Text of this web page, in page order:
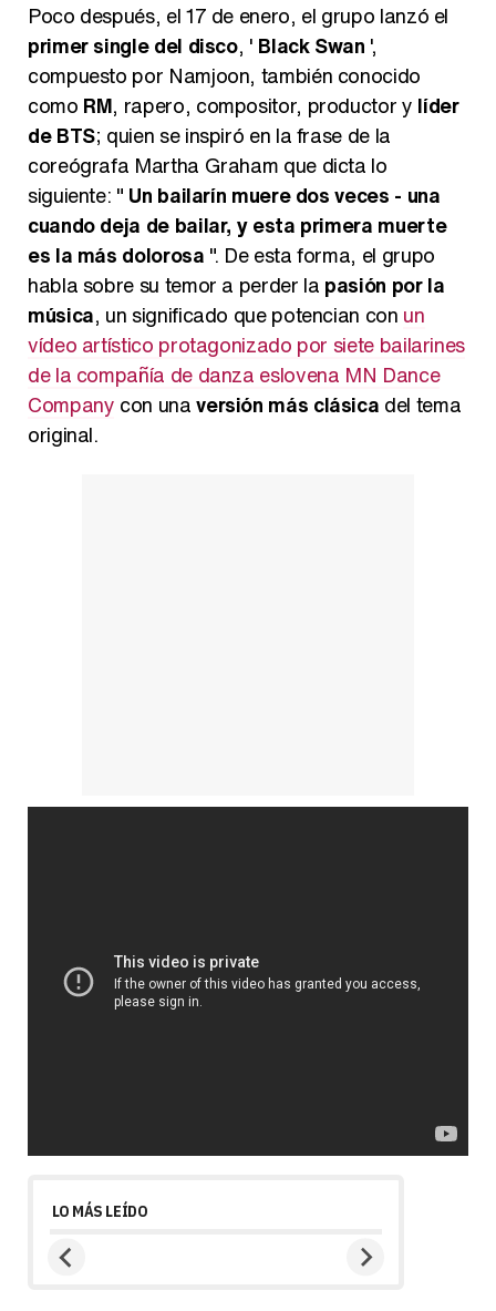
Poco después, el 17 de enero, el grupo lanzó el
primer single del disco, ' Black Swan ',
compuesto por Namjoon, también conocido
como RM, rapero, compositor, productor y líder
de BTS; quien se inspiró en la frase de la
coreógrafa Martha Graham que dicta lo
siguiente: " Un bailarín muere dos veces - una
cuando deja de bailar, y esta primera muerte
es la más dolorosa ". De esta forma, el grupo
habla sobre su temor a perder la pasión por la
música, un significado que potencian con un
vídeo artístico protagonizado por siete bailarines
de la compañía de danza eslovena MN Dance
Company con unaversión más clásica del tema
original.
LO MÁS LEÍDO